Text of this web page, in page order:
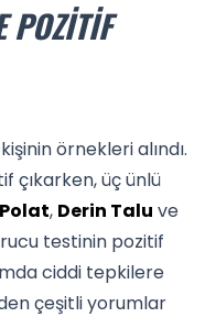
POZITIF
örnekleri alındı.
çıkarken, üç ünlü
, Derin Talu ve
testinin pozitif
ciddi tepkilere
çeşitli yorumlar